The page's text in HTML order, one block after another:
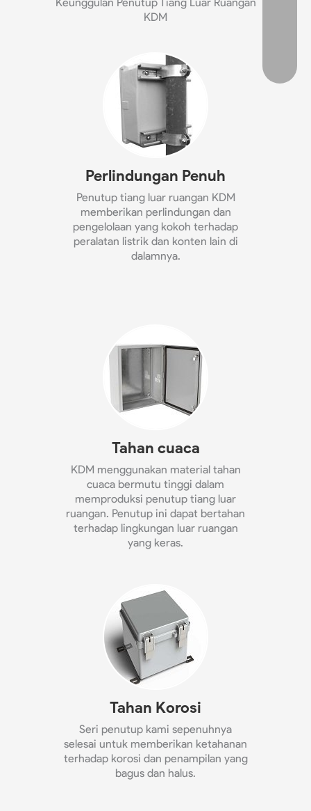
KDM
Perlindungan Penuh
Penutup tiang luar ruangan KDM
memberikan perlindungan dan
pengelolaan yang kokoh terhadap
peralatan listrik dan konten lain di
dalamnya.
Tahan cuaca
KDM menggunakan material tahan
cuaca bermutu tinggi dalam
memproduksi penutup tiang luar
ruangan. Penutup ini dapat bertahan
terhadap lingkungan luar ruangan
yang keras.
Tahan Korosi
Seri penutup kami sepenuhnya
selesai untuk memberikan ketahanan
terhadap korosi dan penampilan yang
bagus dan halus.